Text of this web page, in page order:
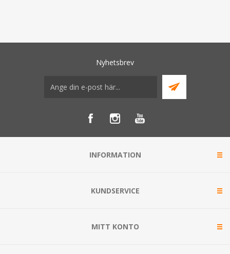
Nyhetsbrev
INFORMATION
KUNDSERVICE
MITT KONTO